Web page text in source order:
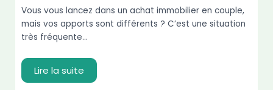
Vous vous lancez dans un achat immobilier en couple,
mais vos apports sont différents ? C’est une situation
très fréquente...
Lire la suite